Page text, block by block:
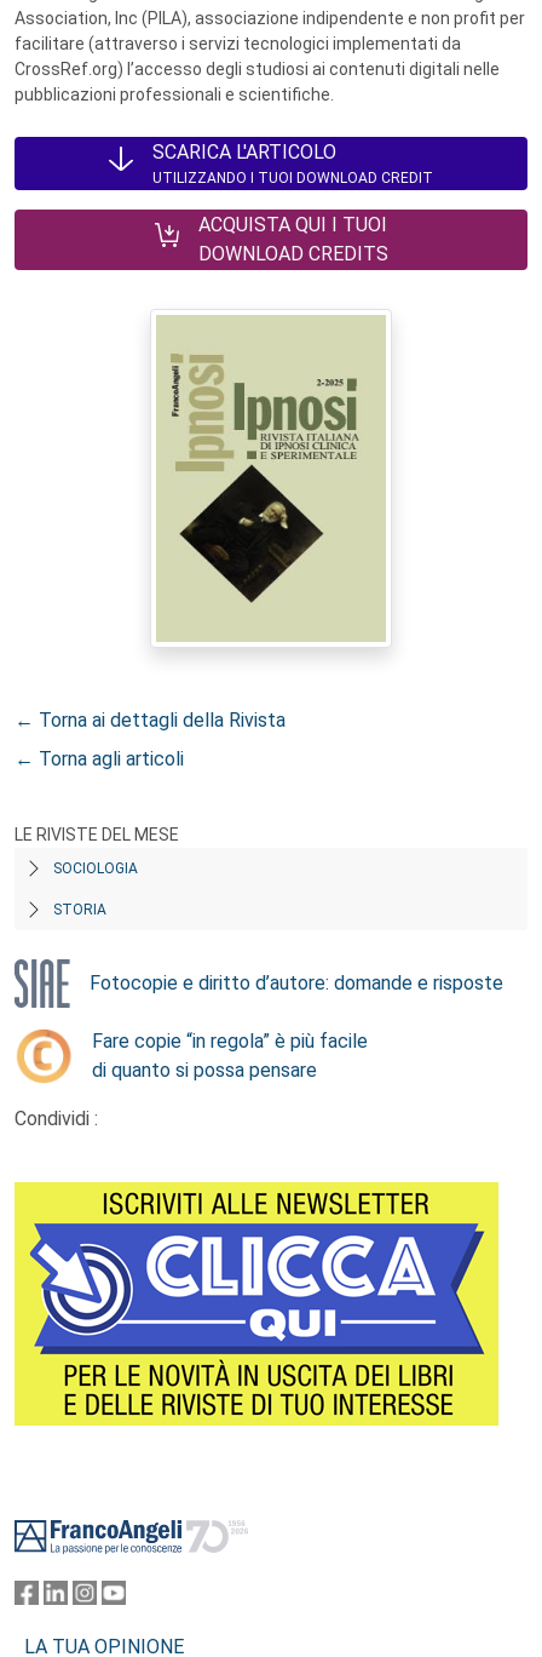
Association, Inc (PILA), associazione indipendente e non profit per
facilitare (attraverso i servizi tecnologici implementati da
CrossRef.org) l’accesso degli studiosi ai contenuti digitali nelle
pubblicazioni professionali e scientifiche.
SCARICA L'ARTICOLO
UTILIZZANDO I TUOI DOWNLOAD CREDIT
ACQUISTA QUI I TUOI
DOWNLOAD CREDITS
← Torna ai dettagli della Rivista
← Torna agli articoli
LE RIVISTE DEL MESE
SOCIOLOGIA
STORIA
Fotocopie e diritto d’autore: domande e risposte
Fare copie “in regola” è più facile
di quanto si possa pensare
Condividi :
LA TUA OPINIONE